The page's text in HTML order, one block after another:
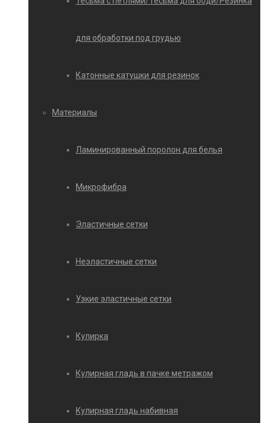
для обработки под грудью
Катонные катушки для резинок
Материалы
Ламинированный поролон для белья
Микрофибра
Эластичные сетки
Неэластичные сетки
Узкие эластичные сетки
Кулирка
Кулирная гладь в пачке метражом
Кулирная гладь набивная